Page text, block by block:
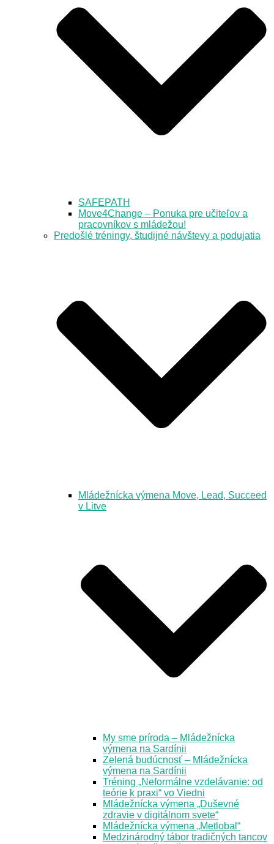
SAFEPATH
Move4Change – Ponuka pre učiteľov a
pracovníkov s mládežou!
Predošlé tréningy, študijné návštevy a podujatia
Mládežnícka výmena Move, Lead, Succeed
v Litve
My sme príroda – Mládežnícka
výmena na Sardínii
Zelená budúcnosť – Mládežnícka
výmena na Sardínii
Tréning „Neformálne vzdelávanie: od
teórie k praxi“ vo Viedni
Mládežnícka výmena „Duševné
zdravie v digitálnom svete“
Mládežnícka výmena „Metlobal“
Medzinárodný tábor tradičných tancov